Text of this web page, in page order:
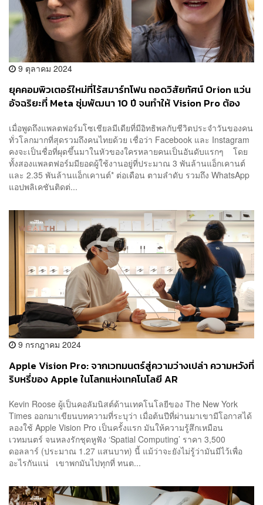
9 ตุลาคม 2024
ยุคคอมพิวเตอร์ใหม่ที่ไร้สมาร์ทโฟน ถอดวิสัยทัศน์ Orion แว่น
อัจฉริยะที่ Meta ซุ่มพัฒนา 10 ปี จนทำให้ Vision Pro ต้อง
เมื่อพูดถึงแพลตฟอร์มโซเชียลมีเดียที่มีอิทธิพลกับชีวิตประจำวันของคน
ทั่วโลกมากที่สุดรวมถึงคนไทยด้วย เชื่อว่า Facebook และ Instagram
คงจะเป็นชื่อที่ผุดขึ้นมาในหัวของใครหลายคนเป็นอันดับแรกๆ โดย
ทั้งสองแพลตฟอร์มมียอดผู้ใช้งานอยู่ที่ประมาณ 3 พันล้านแอ็กเคานต์
และ 2.35 พันล้านแอ็กเคานต์* ต่อเดือน ตามลำดับ รวมถึง WhatsApp
แอปพลิเคชันติดต่...
9 กรกฎาคม 2024
Apple Vision Pro: จากเวทมนตร์สู่ความว่างเปล่า ความหวังที่
ริบหรี่ของ Apple ในโลกแห่งเทคโนโลยี AR
Kevin Roose ผู้เป็นคอลัมนิสต์ด้านเทคโนโลยีของ The New York
Times ออกมาเขียนบทความที่ระบุว่า เมื่อต้นปีที่ผ่านมาเขามีโอกาสได้
ลองใช้ Apple Vision Pro เป็นครั้งแรก มันให้ความรู้สึกเหมือน
เวทมนตร์ จนหลงรักชุดหูฟัง ‘Spatial Computing’ ราคา 3,500
ดอลลาร์ (ประมาณ 1.27 แสนบาท) นี้ แม้ว่าจะยังไม่รู้ว่ามันมีไว้เพื่อ
อะไรกันแน่ เขาพกมันไปทุกที่ ทนต...